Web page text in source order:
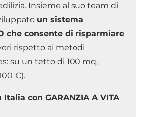
Insieme al suo team di
un sistema
che consente di risparmiare
rispetto ai metodi
su un tetto di 100 mq,
€).
con GARANZIA A VITA